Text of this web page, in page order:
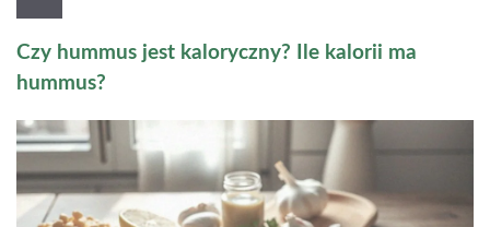
Czy hummus jest kaloryczny? Ile kalorii ma
hummus?